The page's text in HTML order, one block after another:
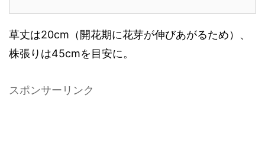
草丈は20cm（開花期に花芽が伸びあがるため）、
株張りは45cmを目安に。
スポンサーリンク